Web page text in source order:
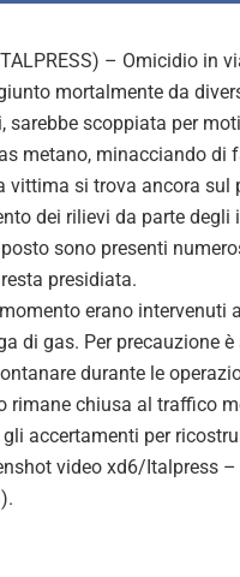
– Omicidio in
mortalmente da
sarebbe scoppiata per
metano, minacciando di
vittima si trova ancora sul
dei rilievi da parte
sono presenti
presidiata.
erano intervenuti
di gas. Per precauzione
durante le
rimane chiusa al traffico
accertamenti per
video xd6/Italpress –